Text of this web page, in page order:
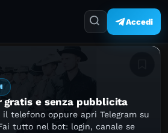
Accedi
gratis e senza pubblicita
il telefono oppure apri Telegram su
tutto nel bot: login, canale se